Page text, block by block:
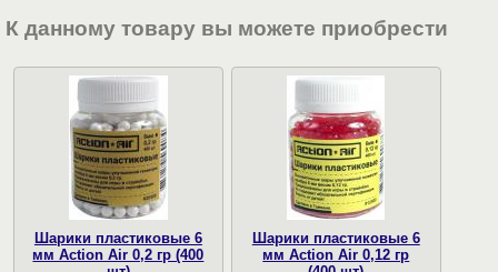
К данному товару вы можете приобрести
Шарики пластиковые 6
мм Action Air 0,2 гр (400
Шарики пластиковые 6
мм Action Air 0,12 гр